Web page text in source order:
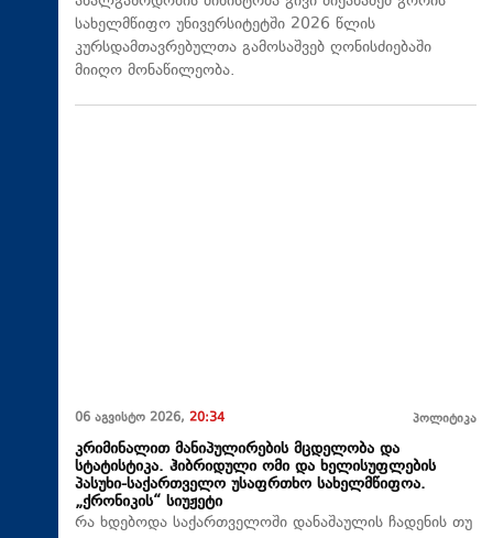
სახელმწიფო უნივერსიტეტში 2026 წლის
კურსდამთავრებულთა გამოსაშვებ ღონისძიებაში
მიიღო მონაწილეობა.
06 აგვისტო 2026, 20:34 პოლიტიკა
კრიმინალით მანიპულირების მცდელობა და
სტატისტიკა. ჰიბრიდული ომი და ხელისუფლების
პასუხი-საქართველო უსაფრთხო სახელმწიფოა.
„ქრონიკის“ სიუჟეტი
რა ხდებოდა საქართველოში დანაშაულის ჩადენის თუ